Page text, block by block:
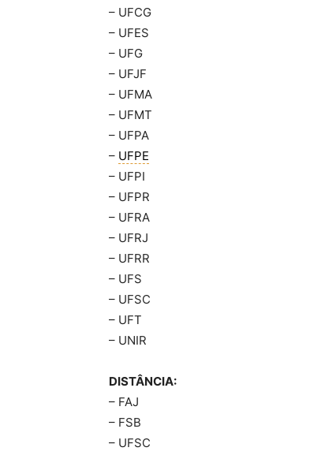
– UFCG
– UFES
– UFG
– UFJF
– UFMA
– UFMT
– UFPA
– UFPE
– UFPI
– UFPR
– UFRA
– UFRJ
– UFRR
– UFS
– UFSC
– UFT
– UNIR
DISTÂNCIA:
– FAJ
– FSB
– UFSC